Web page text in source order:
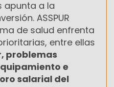
apunta a la
ASSPUR
de salud enfrenta
entre ellas
problemas
e
salarial del